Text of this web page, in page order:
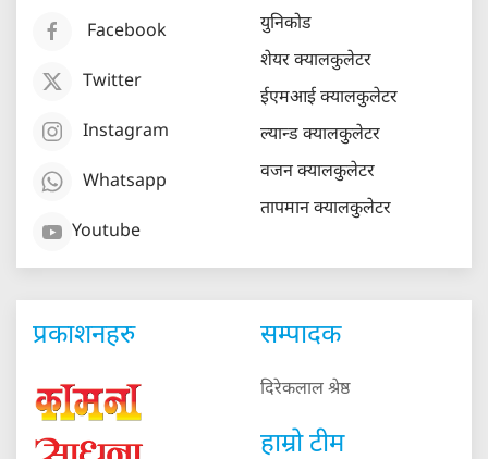
Facebook
Twitter
Instagram
Whatsapp
Youtube
युनिकोड
शेयर क्यालकुलेटर
ईएमआई क्यालकुलेटर
ल्यान्ड क्यालकुलेटर
वजन क्यालकुलेटर
तापमान क्यालकुलेटर
प्रकाशनहरु सम्पादक
दिरेकलाल श्रेष्ठ
हाम्रो टीम